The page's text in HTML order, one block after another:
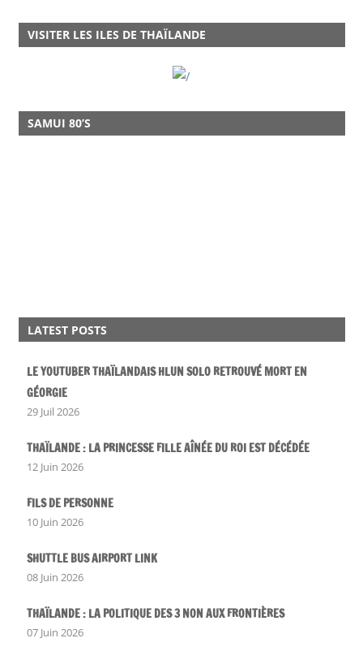
VISITER LES ILES DE THAÏLANDE
SAMUI 80’S
LATEST POSTS
LE YOUTUBER THAÏLANDAIS HLUN SOLO RETROUVÉ MORT EN
GÉORGIE
29 Juil 2026
THAÏLANDE : LA PRINCESSE FILLE AÎNÉE DU ROI EST DÉCÉDÉE
12 Juin 2026
FILS DE PERSONNE
10 Juin 2026
SHUTTLE BUS AIRPORT LINK
08 Juin 2026
THAÏLANDE : LA POLITIQUE DES 3 NON AUX FRONTIÈRES
07 Juin 2026